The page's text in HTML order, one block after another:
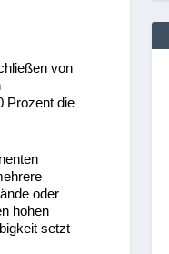
von
Prozent die
oder
hohen
setzt